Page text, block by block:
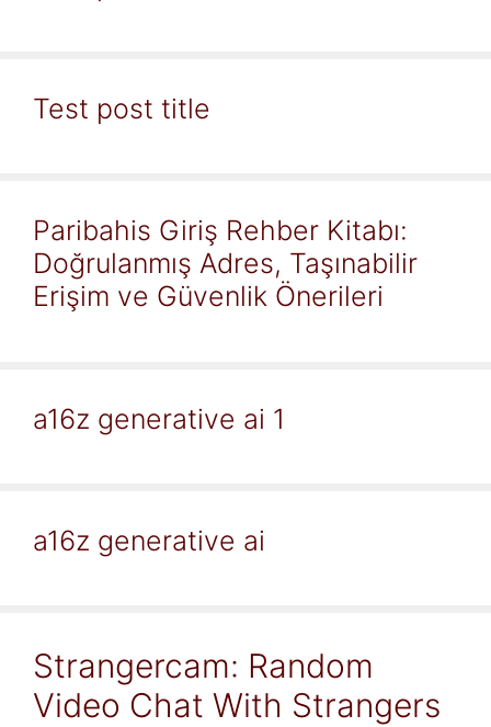
Test post title
Paribahis Giriş Rehber Kitabı:
Doğrulanmış Adres, Taşınabilir
Erişim ve Güvenlik Önerileri
a16z generative ai 1
a16z generative ai
Strangercam: Random
Video Chat With Strangers